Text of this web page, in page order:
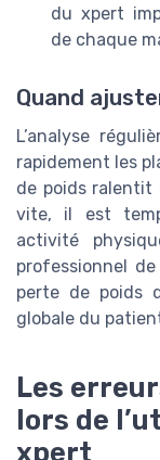
du xpert
de chaque
Quand
L’analyse
rapidement les
de poids ralentit
vite, il est
activité
professionnel
perte de poids
globale du
Les
lors de
xpert